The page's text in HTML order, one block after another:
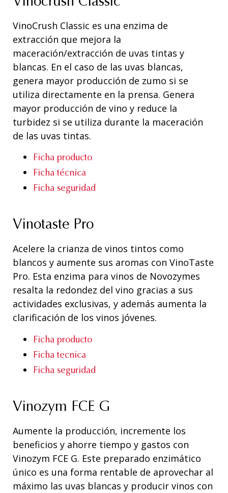
VinoCrush Classic es una enzima de
extracción que mejora la
maceración/extracción de uvas tintas y
blancas. En el caso de las uvas blancas,
genera mayor producción de zumo si se
utiliza directamente en la prensa. Genera
mayor producción de vino y reduce la
turbidez si se utiliza durante la maceración
de las uvas tintas.
Ficha producto
Ficha técnica
Ficha seguridad
Vinotaste Pro
Acelere la crianza de vinos tintos como
blancos y aumente sus aromas con VinoTaste
Pro. Esta enzima para vinos de Novozymes
resalta la redondez del vino gracias a sus
actividades exclusivas, y además aumenta la
clarificación de los vinos jóvenes.
Ficha producto
Ficha tecnica
Ficha seguridad
Vinozym FCE G
Aumente la producción, incremente los
beneficios y ahorre tiempo y gastos con
Vinozym FCE G. Este preparado enzimático
único es una forma rentable de aprovechar al
máximo las uvas blancas y producir vinos con